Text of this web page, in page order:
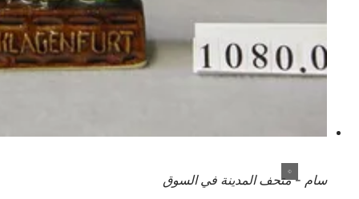
سام - متحف المدينة في السوق